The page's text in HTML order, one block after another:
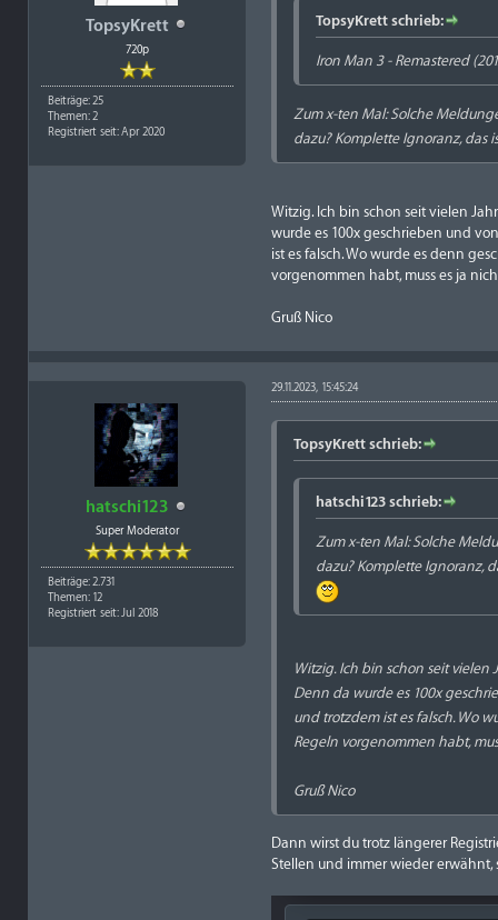
TopsyKrett
720p
Beiträge: 25
Themen: 2
Registriert seit: Apr 2020
TopsyKrett schrieb:
Iron Man 3 - Remastered
Zum x-ten Mal: Solche
dazu? Komplette Ignoranz, das
Witzig. Ich bin schon seit vielen
wurde es 100x geschrieben und
ist es falsch. Wo wurde es denn
vorgenommen habt, muss es ja
Gruß Nico
hatschi123
Super Moderator
Beiträge: 2.731
Themen: 12
Registriert seit: Jul 2018
29.11.2023, 15:45:24
TopsyKrett schrieb:
hatschi123 schrieb:
Zum x-ten Mal: Solche
dazu? Komplette Ignoranz,
Witzig. Ich bin schon seit
Denn da wurde es 100x
und trotzdem ist es falsch. Wo
Regeln vorgenommen habt,
Gruß Nico
Dann wirst du trotz längerer
Stellen und immer wieder erwähnt,